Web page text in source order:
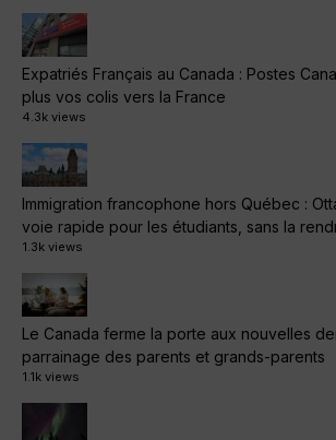
Expatriés Français au Canada : Postes
plus vos colis vers la France
4.3k views
Immigration francophone hors Québec :
voie rapide pour les étudiants, sans la
1.3k views
Le Canada ferme la porte aux nouvelles
parrainage des parents et grands-parents
1.1k views